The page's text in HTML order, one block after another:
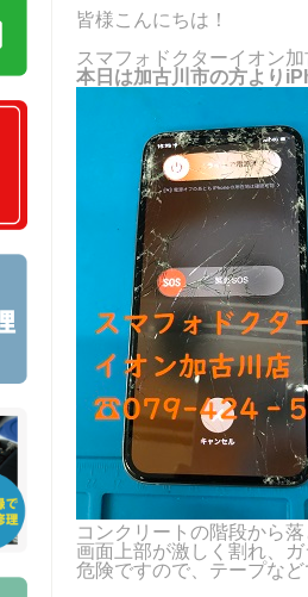
皆様こんにちは！
スマフォドクターイオン加
本日は加古川市の方より
コンクリートの階段から
画面上部が激しく割れ、
危険ですので、テープなど